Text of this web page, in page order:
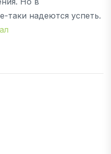
таки надеются успеть.